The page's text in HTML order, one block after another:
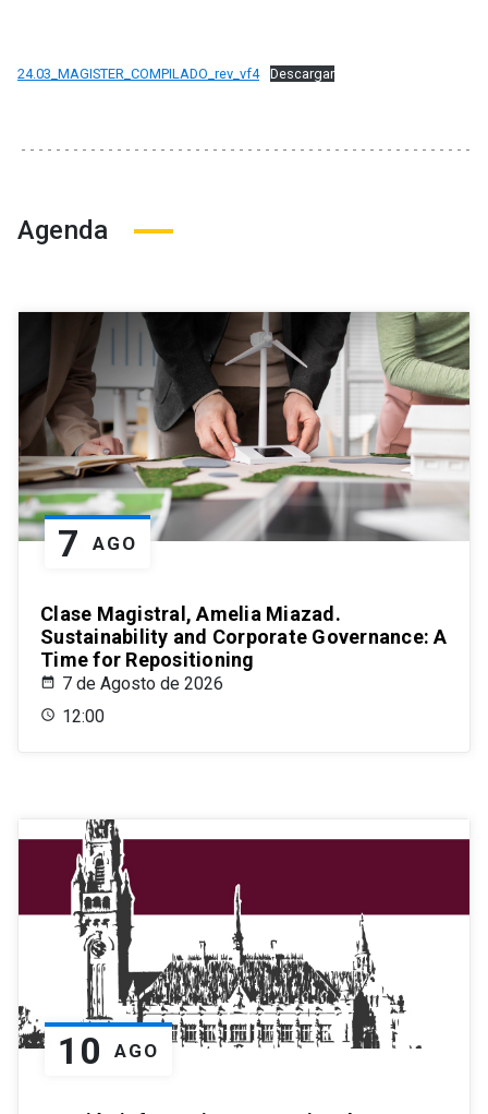
24.03_MAGISTER_COMPILADO_rev_vf4 Descargar
Agenda
7 AGO
Clase Magistral, Amelia Miazad.
Sustainability and Corporate Governance: A
Time for Repositioning
7 de Agosto de 2026
12:00
10 AGO